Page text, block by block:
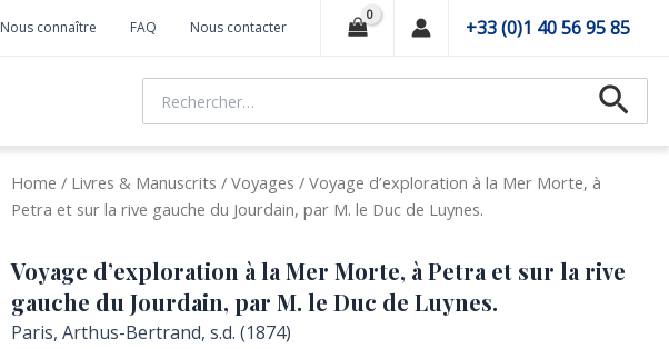
Nous connaître FAQ Nous contacter +33 (0)1 40 56 95 85
Home / Livres & Manuscrits / Voyages / Voyage d’exploration à la Mer Morte, à
Petra et sur la rive gauche du Jourdain, par M. le Duc de Luynes.
Voyage d’exploration à la Mer Morte, à Petra et sur la rive
gauche du Jourdain, par M. le Duc de Luynes.
Paris, Arthus-Bertrand, s.d. (1874)